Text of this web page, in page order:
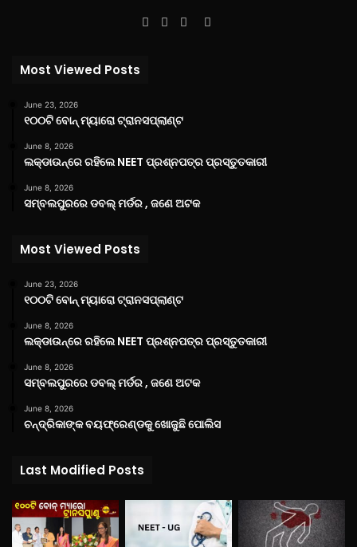
Facebook
TwitterYouTube
Instagram
Most Viewed Posts
June 23, 2026
୧୦୦ଟି ବୋନ୍ ମ୍ୟାରୋ ଟ୍ରାନସପ୍ଲାଣ୍ଟ
June 8, 2026
ଲକ୍‌ଡାଉନ୍‌ରେ ରହିଲେ NEET ପ୍ରଶ୍ନପତ୍ର ପ୍ରସ୍ତୁତକାରୀ
June 8, 2026
ସମ୍ବଲପୁରରେ ଡବଲ୍ ମର୍ଡର , ଜଣେ ଅଟକ
Most Viewed Posts
June 23, 2026
୧୦୦ଟି ବୋନ୍ ମ୍ୟାରୋ ଟ୍ରାନସପ୍ଲାଣ୍ଟ
June 8, 2026
ଲକ୍‌ଡାଉନ୍‌ରେ ରହିଲେ NEET ପ୍ରଶ୍ନପତ୍ର ପ୍ରସ୍ତୁତକାରୀ
June 8, 2026
ସମ୍ବଲପୁରରେ ଡବଲ୍ ମର୍ଡର , ଜଣେ ଅଟକ
June 8, 2026
ଚନ୍ଦ୍ରିକାଙ୍କ ବୟଫ୍ରେଣ୍ଡକୁ ଖୋଜୁଛି ପୋଲିସ
Last Modified Posts